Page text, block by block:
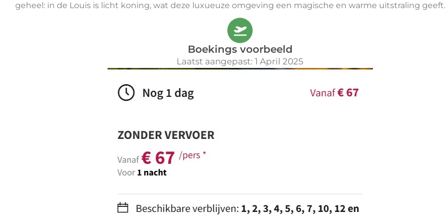
geheel: in de Louis is licht koning, wat deze luxueuze omgeving een magische en warme uitstraling geeft.
Boekings voorbeeld
Laatst aangepast: 1 April 2025